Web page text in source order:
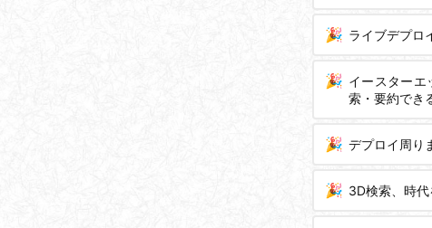
ライブデプロ
イースターエ
索・要約でき
デプロイ周り
3D検索、時